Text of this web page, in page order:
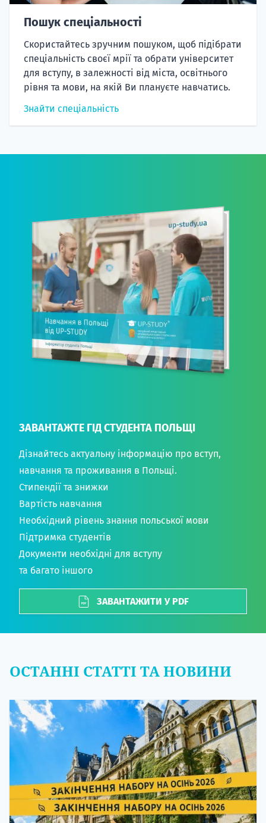
Пошук спеціальності
Скористайтесь зручним пошуком, щоб підібрати
спеціальність своєї мрії та обрати університет
для вступу, в залежності від міста, освітнього
рівня та мови, на якій Ви плануєте навчатись.
Знайти спеціальність
ЗАВАНТАЖТЕ ГІД СТУДЕНТА ПОЛЬЩІ
Дізнайтесь актуальну інформацію про вступ,
навчання та проживання в Польщі.
Стипендії та знижки
Вартість навчання
Необхідний рівень знання польської мови
Підтримка студентів
Документи необхідні для вступу
та багато іншого
ЗАВАНТАЖИТИ У PDF
ОСТАННІ СТАТТІ ТА НОВИНИ